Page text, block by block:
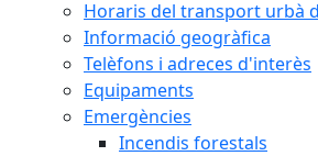
Horaris del transport urbà
Informació geogràfica
Telèfons i adreces d'interès
Equipaments
Emergències
Incendis forestals